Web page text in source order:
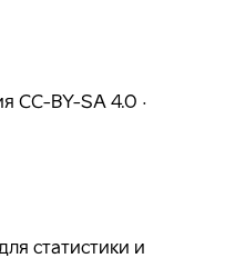
CC-BY-SA 4.0 ·
статистики и